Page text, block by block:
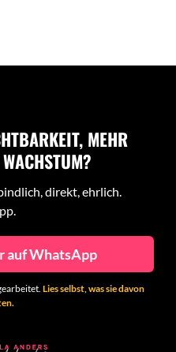
MEHR
direkt, ehrlich.
auf WhatsApp
Lies selbst, was sie davon
Nicola Anders - Einfach Anders